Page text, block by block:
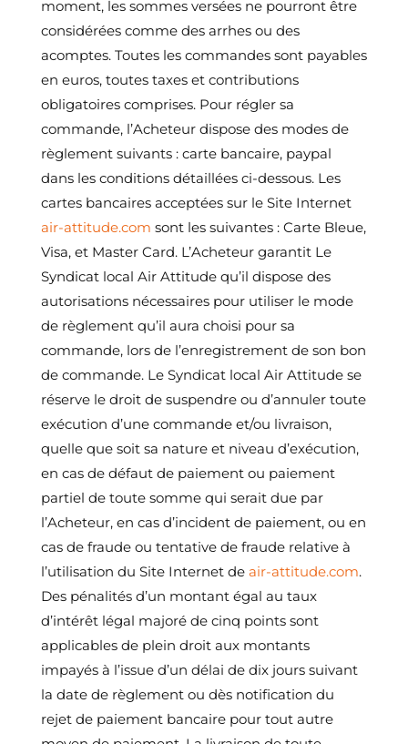
moment, les sommes versées ne pourront être
considérées comme des arrhes ou des
acomptes. Toutes les commandes sont payables
en euros, toutes taxes et contributions
obligatoires comprises. Pour régler sa
commande, l’Acheteur dispose des modes de
règlement suivants : carte bancaire, paypal
dans les conditions détaillées ci-dessous. Les
cartes bancaires acceptées sur le Site Internet
air-attitude.com sont les suivantes : Carte Bleue,
Visa, et Master Card. L’Acheteur garantit Le
Syndicat local Air Attitude qu’il dispose des
autorisations nécessaires pour utiliser le mode
de règlement qu’il aura choisi pour sa
commande, lors de l’enregistrement de son bon
de commande. Le Syndicat local Air Attitude se
réserve le droit de suspendre ou d’annuler toute
exécution d’une commande et/ou livraison,
quelle que soit sa nature et niveau d’exécution,
en cas de défaut de paiement ou paiement
partiel de toute somme qui serait due par
l’Acheteur, en cas d’incident de paiement, ou en
cas de fraude ou tentative de fraude relative à
l’utilisation du Site Internet de air-attitude.com.
Des pénalités d’un montant égal au taux
d’intérêt légal majoré de cinq points sont
applicables de plein droit aux montants
impayés à l’issue d’un délai de dix jours suivant
la date de règlement ou dès notification du
rejet de paiement bancaire pour tout autre